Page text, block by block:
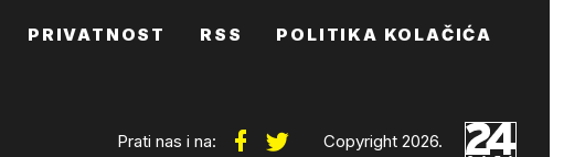
PRIVATNOST RSS POLITIKA KOLAČIĆA
Prati nas i na: Copyright 2026.